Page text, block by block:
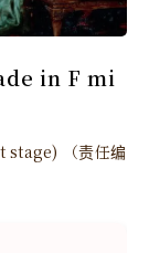
in F mi
责任编